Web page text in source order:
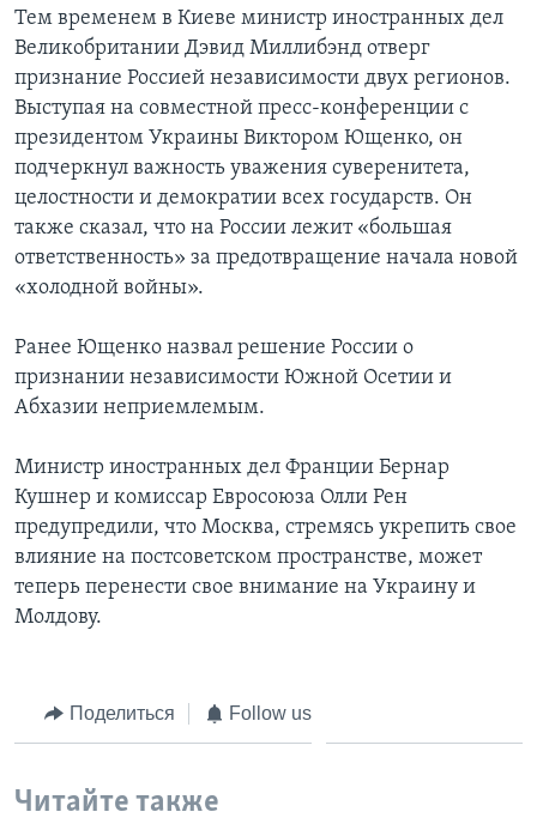
Тем временем в Киеве министр иностранных дел
Великобритании Дэвид Миллибэнд отверг
признание Россией независимости двух регионов.
Выступая на совместной пресс-конференции с
президентом Украины Виктором Ющенко, он
подчеркнул важность уважения суверенитета,
целостности и демократии всех государств. Он
также сказал, что на России лежит «большая
ответственность» за предотвращение начала новой
«холодной войны».
Ранее Ющенко назвал решение России о
признании независимости Южной Осетии и
Абхазии неприемлемым.
Министр иностранных дел Франции Бернар
Кушнер и комиссар Евросоюза Олли Рен
предупредили, что Москва, стремясь укрепить свое
влияние на постсоветском пространстве, может
теперь перенести свое внимание на Украину и
Молдову.
Поделиться Follow us
Читайте также